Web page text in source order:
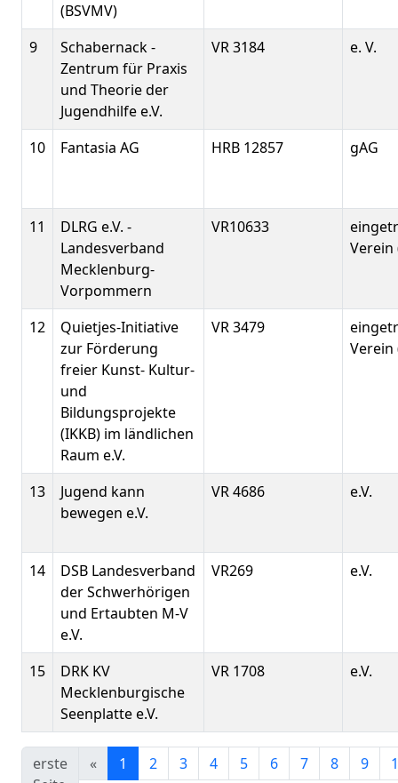
(BSVMV)
9
Schabernack -
Zentrum für Praxis
und Theorie der
Jugendhilfe e.V.
VR 3184 e. V.
10 Fantasia AG HRB 12857 gAG
11
DLRG e.V. -
Landesverband
Mecklenburg-
Vorpommern
VR10633
Verein
12
Quietjes-Initiative
zur Förderung
freier Kunst- Kultur-
und
Bildungsprojekte
(IKKB) im ländlichen
Raum e.V.
VR 3479
Verein
13
Jugend kann
bewegen e.V.
VR 4686 e.V.
14
DSB Landesverband
der Schwerhörigen
und Ertaubten M-V
e.V.
VR269 e.V.
15
DRK KV
Mecklenburgische
Seenplatte e.V.
VR 1708 e.V.
erste
« 1 2 3 4 5 6 7 8 9